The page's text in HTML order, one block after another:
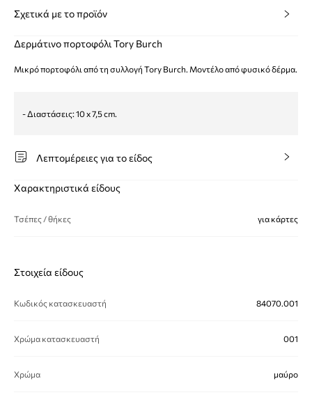
Σχετικά με το προϊόν
Δερμάτινο πορτοφόλι Tory Burch
Μικρό πορτοφόλι από τη συλλογή Tory Burch. Μοντέλο από φυσικό δέρμα.
- Διαστάσεις: 10 x 7,5 cm.
Λεπτομέρειες για το είδος
Χαρακτηριστικά είδους
Τσέπες / θήκες για κάρτες
Στοιχεία είδους
Κωδικός κατασκευαστή 84070.001
Χρώμα κατασκευαστή 001
Χρώμα μαύρο